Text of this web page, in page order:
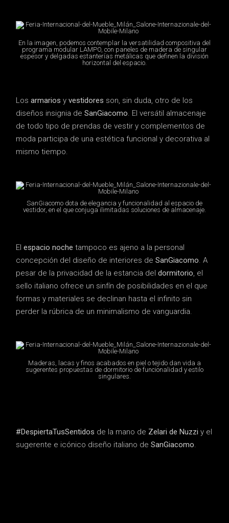
En la imagen, podemos contemplar la versatilidad compositiva del
programa modular LAMPO, con paneles de madera de singular
espesor y delgadas estanterías metálicas que definen la división
horizontal del espacio.
Losarmarios yvestidores son, sin duda, otro de los
diseños insignia deSanGiacomo. El versátil almacenaje
de todo tipo de prendas de vestir y complementos de
moda participa de una estética funcional y decorativa al
mismo tiempo.
SanGiacomo dota de elegancia y funcionalidad al espacio de
vestidor, en el que conjuga ilimitadas soluciones de almacenaje.
Elespacio noche tampoco es ajeno a la personal
concepción del diseño de interiores deSanGiacomo. A
pesar de la privacidad de la estancia deldormitorio, el
sello italiano ofrece un sinfín de posibilidades en el que
formas y materiales se declinan hasta el infinito sin
perder la rúbrica de un minimalismo de vanguardia.
Maderas, lacas y finos acabados en piel o tejido dan vida a
sugerentes propuestas de dormitorio de funcionalidad y estilo
singulares.
#DespiertaTusSentidos de la mano de Zelari de Nuzzi y el
sugerente e icónico diseño italiano deSanGiacomo.